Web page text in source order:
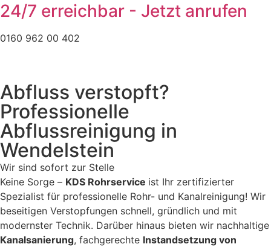
24/7 erreichbar - Jetzt anrufen
0160 962 00 402
Abfluss verstopft?
Professionelle
Abflussreinigung in
Wendelstein
Wir sind sofort zur Stelle
Keine Sorge – KDS Rohrservice ist Ihr zertifizierter
Spezialist für professionelle Rohr- und Kanalreinigung! Wir
beseitigen Verstopfungen schnell, gründlich und mit
modernster Technik. Darüber hinaus bieten wir nachhaltige
Kanalsanierung, fachgerechte Instandsetzung von